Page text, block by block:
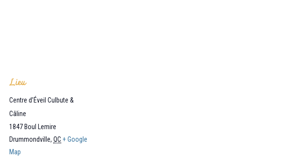
Lieu
Centre d’Éveil Culbute &
Câline
1847 Boul Lemire
Drummondville, QC + Google
Map